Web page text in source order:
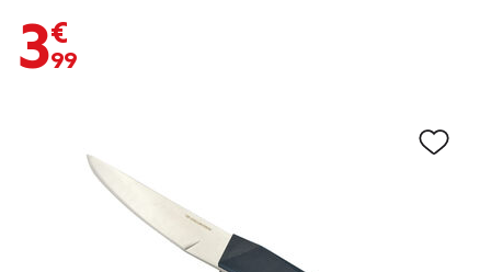
3,99 €